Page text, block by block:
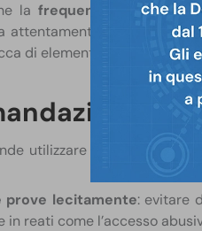
la frequenza, il
attentamente. Una chat
di elementi affettivi o
per
utilizzare le
prove lecitamente: evitare
in reati come l’accesso